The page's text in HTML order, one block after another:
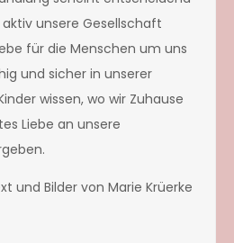
aktiv unsere Gesellschaft
für die Menschen um uns
und sicher in unserer
wissen, wo wir Zuhause
Liebe an unsere
und Bilder von Marie Krüerke